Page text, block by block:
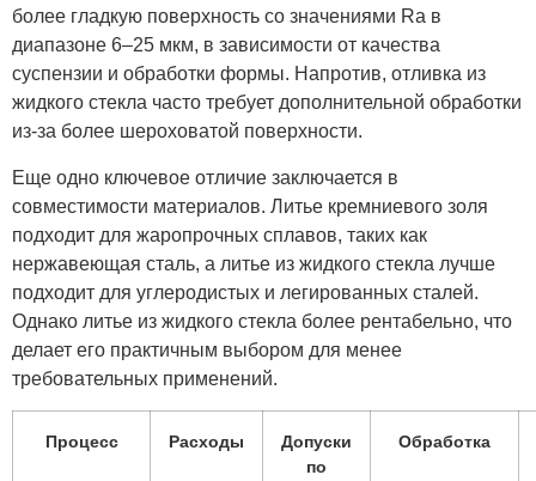
более гладкую поверхность со значениями Ra в
диапазоне 6–25 мкм, в зависимости от качества
суспензии и обработки формы. Напротив, отливка из
жидкого стекла часто требует дополнительной обработки
из-за более шероховатой поверхности.
Еще одно ключевое отличие заключается в
совместимости материалов. Литье кремниевого золя
подходит для жаропрочных сплавов, таких как
нержавеющая сталь, а литье из жидкого стекла лучше
подходит для углеродистых и легированных сталей.
Однако литье из жидкого стекла более рентабельно, что
делает его практичным выбором для менее
требовательных применений.
Процесс Расходы
Допуски
по
Обработка